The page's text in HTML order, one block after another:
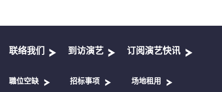
联络我们 到访演艺 订阅演艺快讯
職位空缺 招标事项 场地租用